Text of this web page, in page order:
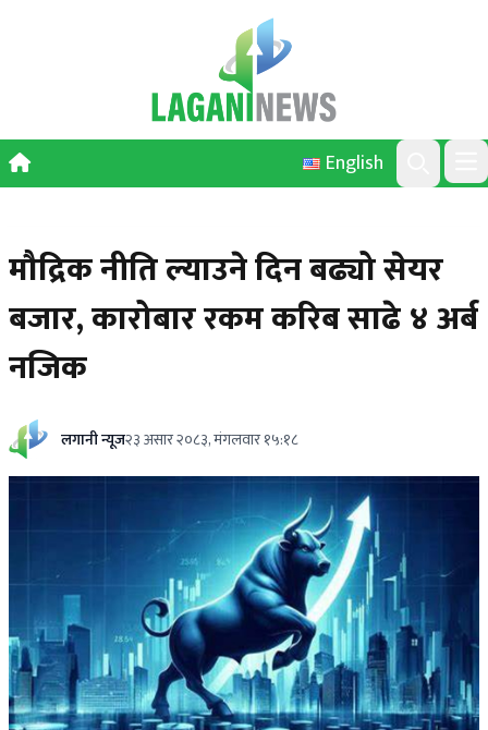
English
Search
मौद्रिक नीति ल्याउने दिन बढ्यो सेयर
बजार, कारोबार रकम करिब साढे ४ अर्ब
नजिक
लगानी न्यूज२३ असार २०८३, मंगलवार १५:१८